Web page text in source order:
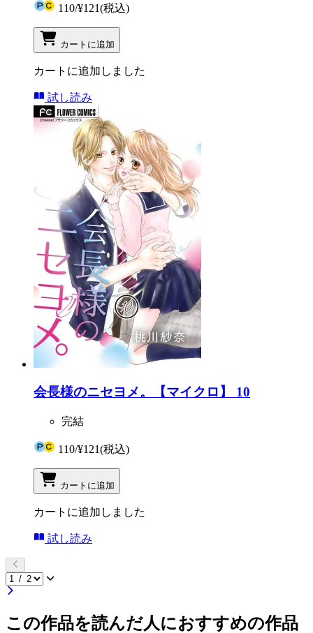
110/¥121(税込)
カートに追加
カートに追加しました
試し読み
会長様のニセヨメ。【マイクロ】 10
完結
110/¥121(税込)
カートに追加
カートに追加しました
試し読み
この作品を読んだ人におすすめの作品